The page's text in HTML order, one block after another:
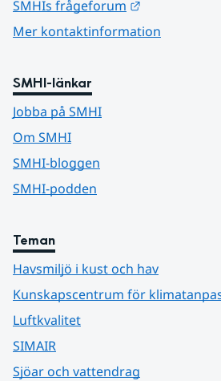
SMHIs frågeforum
Mer kontaktinformation
SMHI-länkar
Jobba på SMHI
Om SMHI
SMHI-bloggen
SMHI-podden
Teman
Havsmiljö i kust och hav
Kunskapscentrum för
Luftkvalitet
SIMAIR
Sjöar och vattendrag